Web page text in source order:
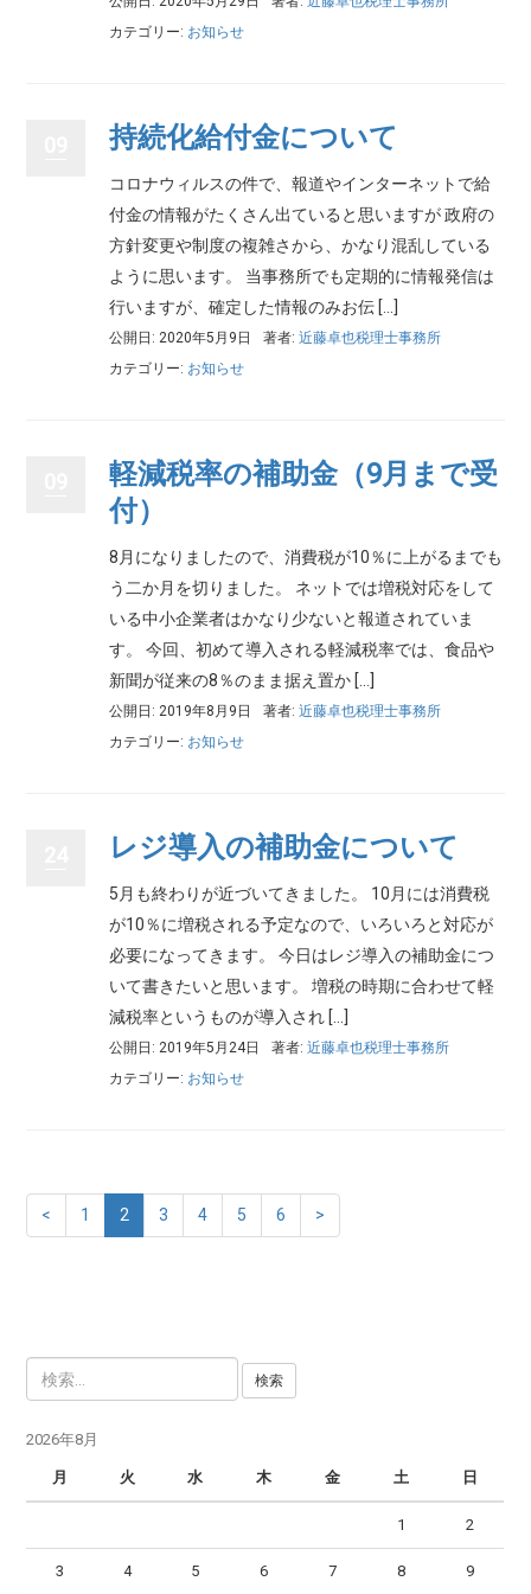
カテゴリー: お知らせ
持続化給付金について
コロナウィルスの件で、報道やインターネットで給
付金の情報がたくさん出ていると思いますが 政府の
方針変更や制度の複雑さから、かなり混乱している
ように思います。 当事務所でも定期的に情報発信は
行いますが、確定した情報のみお伝 […]
公開日: 2020年5月9日 著者:近藤卓也税理士事務所
カテゴリー: お知らせ
軽減税率の補助金（9月まで受
付）
8月になりましたので、消費税が10％に上がるまでも
う二か月を切りました。 ネットでは増税対応をして
いる中小企業者はかなり少ないと報道されていま
す。 今回、初めて導入される軽減税率では、食品や
新聞が従来の8％のまま据え置か […]
公開日: 2019年8月9日 著者:近藤卓也税理士事務所
カテゴリー: お知らせ
レジ導入の補助金について
5月も終わりが近づいてきました。 10月には消費税
が10％に増税される予定なので、いろいろと対応が
必要になってきます。 今日はレジ導入の補助金につ
いて書きたいと思います。 増税の時期に合わせて軽
減税率というものが導入され […]
公開日: 2019年5月24日 著者:近藤卓也税理士事務所
カテゴリー: お知らせ
< 1 2 3 4 5 6 >
検
索
:2026年8月
月 火 水 木 金 土 日
1 2
3 4 5 6 7 8 9